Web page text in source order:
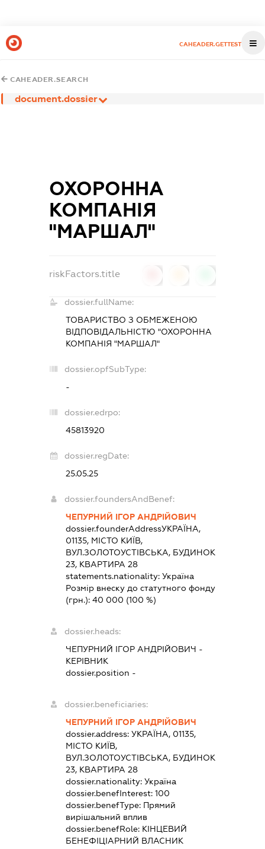
CAHEADER.GETTEST
CAHEADER.SEARCH
document.dossier
ОХОРОННА
КОМПАНІЯ
"МАРШАЛ"
riskFactors.title
dossier.fullName:
ТОВАРИСТВО З ОБМЕЖЕНОЮ
ВІДПОВІДАЛЬНІСТЮ "ОХОРОННА
КОМПАНІЯ "МАРШАЛ"
dossier.opfSubType:
-
dossier.edrpo:
45813920
dossier.regDate:
25.05.25
dossier.foundersAndBenef:
ЧЕПУРНИЙ ІГОР АНДРІЙОВИЧ
dossier.founderAddressУКРАЇНА,
01135, МІСТО КИЇВ,
ВУЛ.ЗОЛОТОУСТІВСЬКА, БУДИНОК
23, КВАРТИРА 28
statements.nationality:Україна
Розмір внеску до статутного фонду
(грн.):40 000 (100 %)
dossier.heads:
ЧЕПУРНИЙ ІГОР АНДРІЙОВИЧ -
КЕРІВНИК
dossier.position -
dossier.beneficiaries:
ЧЕПУРНИЙ ІГОР АНДРІЙОВИЧ
dossier.address:УКРАЇНА, 01135,
МІСТО КИЇВ,
ВУЛ.ЗОЛОТОУСТІВСЬКА, БУДИНОК
23, КВАРТИРА 28
dossier.nationality:Україна
dossier.benefInterest:100
dossier.benefType: Прямий
вирішальний вплив
dossier.benefRole: КІНЦЕВИЙ
БЕНЕФІЦІАРНИЙ ВЛАСНИК